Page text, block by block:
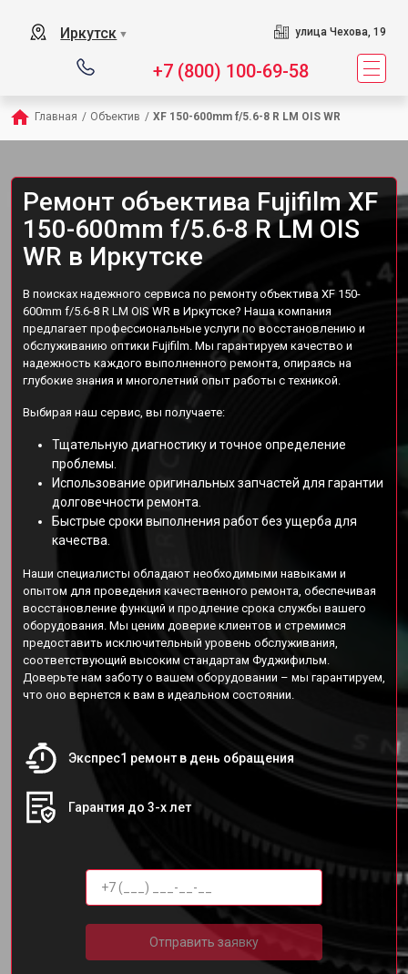
Иркутск ▼ улица Чехова, 19
+7 (800) 100-69-58
Главная / Объектив / XF 150-600mm f/5.6-8 R LM OIS WR
Ремонт объектива Fujifilm XF
150-600mm f/5.6-8 R LM OIS
WR в Иркутске
В поисках надежного сервиса по ремонту объектива XF 150-
600mm f/5.6-8 R LM OIS WR в Иркутске? Наша компания
предлагает профессиональные услуги по восстановлению и
обслуживанию оптики Fujifilm. Мы гарантируем качество и
надежность каждого выполненного ремонта, опираясь на
глубокие знания и многолетний опыт работы с техникой.
Выбирая наш сервис, вы получаете:
Тщательную диагностику и точное определение
проблемы.
Использование оригинальных запчастей для гарантии
долговечности ремонта.
Быстрые сроки выполнения работ без ущерба для
качества.
Наши специалисты обладают необходимыми навыками и
опытом для проведения качественного ремонта, обеспечивая
восстановление функций и продление срока службы вашего
оборудования. Мы ценим доверие клиентов и стремимся
предоставить исключительный уровень обслуживания,
соответствующий высоким стандартам Фуджифильм.
Доверьте нам заботу о вашем оборудовании – мы гарантируем,
что оно вернется к вам в идеальном состоянии.
Экспрес1 ремонт в день обращения
Гарантия до 3-х лет
Отправить заявку